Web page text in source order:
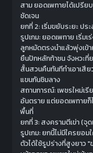
สาม ยอดเพทายได้เปรีย
ชัดเจน
ยกที่ 2: เริ่มขยับระยะ ปร
รูปเกม: ยอดเพทาย เริ่มเ
ลูกหมัดตรงนำแล้วพุ่งเข้า
ยืนปักหลักท้าชน จังหวะที่
สั้นสวนคืนทันทีทำเอาเสี
แขนกันชิมลาง
สถานการณ์: เพชรใหม่เ
อันตราย แต่ยอดเพทายก็
พื้นที่
ยกที่ 3: สงครามตีเข่า (จุ
รูปเกม: ยกนี้ไม่มีใครยอม
ตัวได้ใช้รูปร่างที่สูงยาว